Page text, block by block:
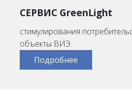
СЕРВИС GreenLight
стимулирования
объекты ВИЭ.
Подробнее